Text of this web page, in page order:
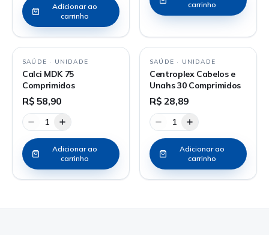
Adicionar ao
carrinho
carrinho
SAÚDE · UNIDADE
Calci MDK 75
Comprimidos
R$ 58,90
1
Adicionar ao
carrinho
SAÚDE · UNIDADE
Centroplex Cabelos e
Unahs 30 Comprimidos
R$ 28,89
1
Adicionar ao
carrinho